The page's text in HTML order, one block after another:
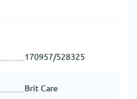
170957/528325
Brit Care